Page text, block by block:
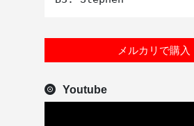
メルカリで購入
Youtube